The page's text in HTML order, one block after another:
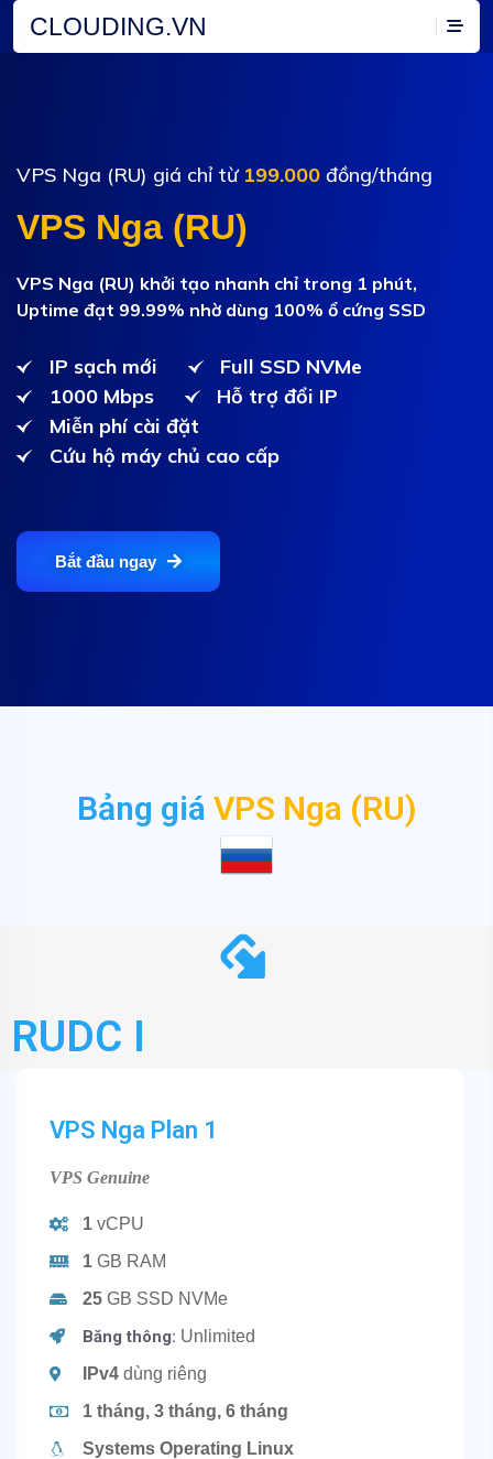
CLOUDING.VN
VPS Nga (RU) giá chỉ từ 199.000 đồng/tháng
VPS Nga (RU)
VPS Nga (RU) khởi tạo nhanh chỉ trong 1 phút,
Uptime đạt 99.99% nhờ dùng 100% ổ cứng SSD
IP sạch mới
Full SSD NVMe
1000 Mbps
Hỗ trợ đổi IP
Miễn phí cài đặt
Cứu hộ máy chủ cao cấp
Bắt đầu ngay
Bảng giá VPS Nga (RU)
RUDC I
VPS Nga Plan 1
VPS Genuine
1 vCPU
1GB RAM
25GB SSD NVMe
Băng thông: Unlimited
IPv4dùng riêng
1 tháng, 3 tháng, 6 tháng
Systems Operating Linux